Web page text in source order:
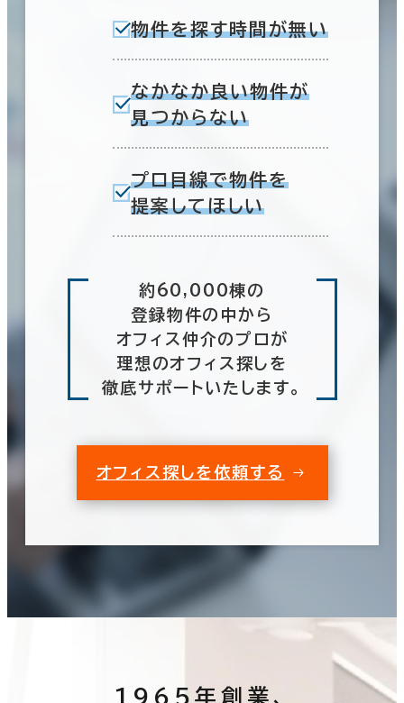
物件を探す時間が無い
なかなか良い物件が
見つからない
プロ目線で物件を
提案してほしい
約60,000棟の
登録物件の中から
オフィス仲介のプロが
理想のオフィス探しを
徹底サポートいたします。
オフィス探しを依頼する
1965年創業、